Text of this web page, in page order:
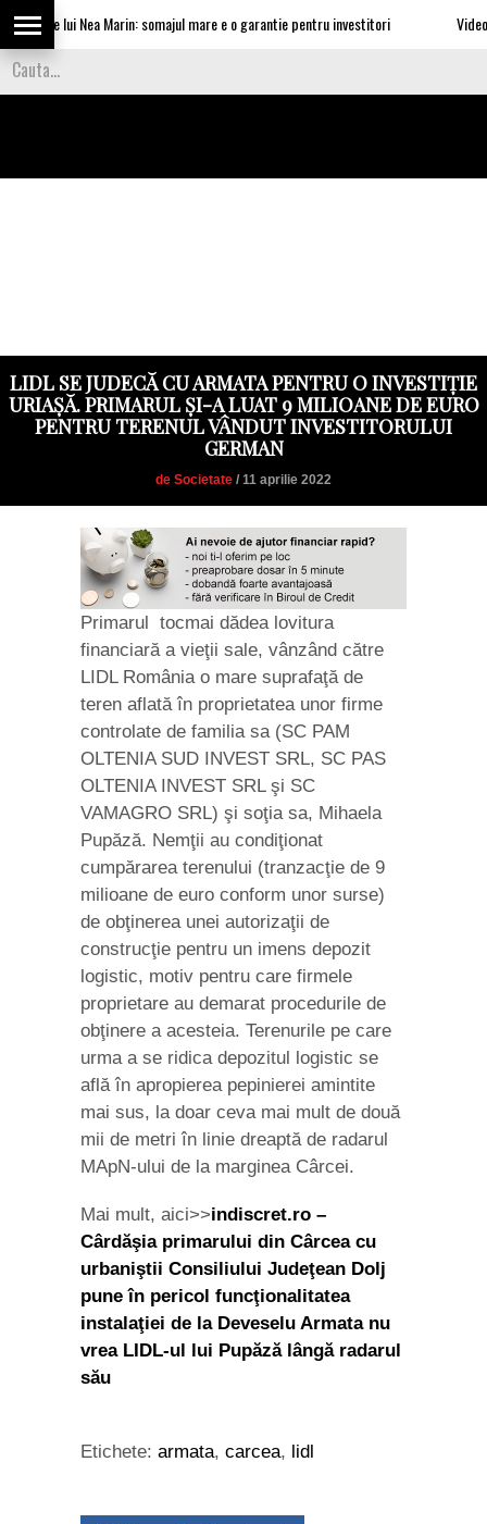
lui Nea Marin: somajul mare e o garantie pentru investitori Video
LIDL SE JUDECĂ CU ARMATA PENTRU O INVESTIȚIE
URIAȘĂ. PRIMARUL ȘI-A LUAT 9 MILIOANE DE EURO
PENTRU TERENUL VÂNDUT INVESTITORULUI
GERMAN
de Societate / 11 aprilie 2022
Primarul tocmai dădea lovitura
financiară a vieţii sale, vânzând către
LIDL România o mare suprafaţă de
teren aflată în proprietatea unor firme
controlate de familia sa (SC PAM
OLTENIA SUD INVEST SRL, SC PAS
OLTENIA INVEST SRL şi SC
VAMAGRO SRL) şi soţia sa, Mihaela
Pupăză. Nemţii au condiţionat
cumpărarea terenului (tranzacţie de 9
milioane de euro conform unor surse)
de obţinerea unei autorizaţii de
construcţie pentru un imens depozit
logistic, motiv pentru care firmele
proprietare au demarat procedurile de
obţinere a acesteia. Terenurile pe care
urma a se ridica depozitul logistic se
află în apropierea pepinierei amintite
mai sus, la doar ceva mai mult de două
mii de metri în linie dreaptă de radarul
MApN-ului de la marginea Cârcei.
Mai mult, aici>>indiscret.ro –
Cârdăşia primarului din Cârcea cu
urbaniştii Consiliului Judeţean Dolj
pune în pericol funcţionalitatea
instalaţiei de la Deveselu Armata nu
vrea LIDL-ul lui Pupăză lângă radarul
său
Etichete: armata, carcea, lidl